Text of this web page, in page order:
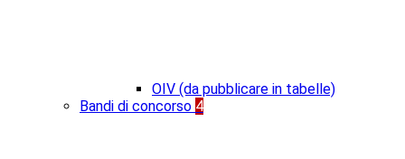
OIV (da pubblicare in tabelle)
Bandi di concorso 4